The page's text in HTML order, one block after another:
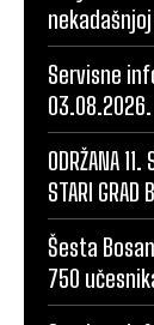
Servisne
03.08.2026.
ODRŽANA
STARI GRAD
Šesta
750